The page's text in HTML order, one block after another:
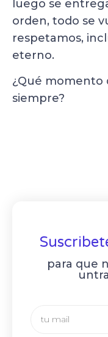
luego se
orden, todo se
respetamos,
eterno.
¿Qué momento
siempre?
para que